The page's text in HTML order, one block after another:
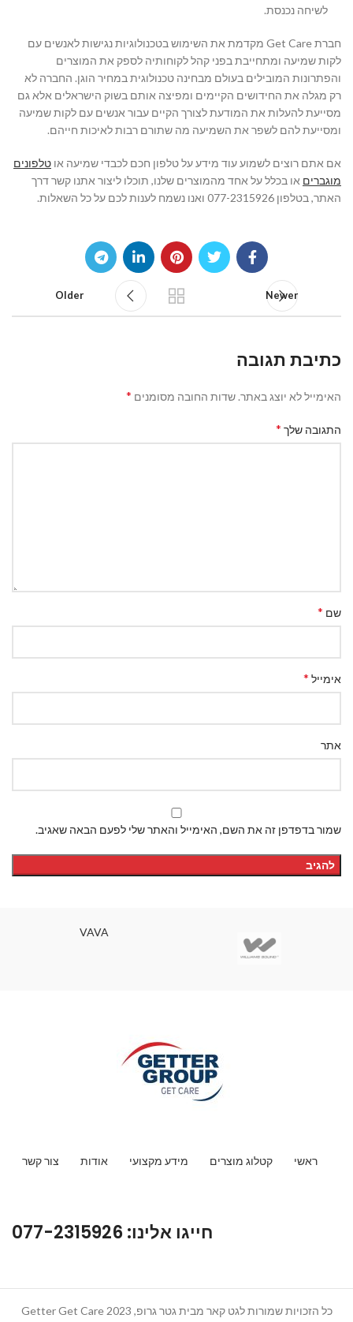
לשיחה נכנסת.
חברת Get Care מקדמת את השימוש בטכנולוגיות נגישות לאנשים עם
לקות שמיעה ומתחייבת בפני קהל לקוחותיה לספק את המוצרים
והפתרונות המובילים בעולם מבחינה טכנולוגית במחיר הוגן. החברה לא
רק מגלה את החידושים הקיימים ומפיצה אותם בשוק הישראלים אלא גם
מסייעת להעלות את המודעת לצורך הקיים עבור אנשים עם לקות שמיעה
ומסייעת להם לשפר את השמיעה מה שתורם רבות לאיכות חייהם.
אם אתם רוצים לשמוע עוד מידע על טלפון חכם לכבדי שמיעה או טלפונים
מוגברים או בכלל על אחד מהמוצרים שלנו, תוכלו ליצור אתנו קשר דרך
האתר, בטלפון 077-2315926 ואנו נשמח לענות לכם על כל השאלות.
Newer
Older
כתיבת תגובה
האימייל לא יוצג באתר. שדות החובה מסומנים *
התגובה שלך *
שם *
אימייל *
אתר
שמור בדפדפן זה את השם, האימייל והאתר שלי לפעם הבאה שאגיב.
VAVA
ראשי קטלוג מוצרים מידע מקצועי אודות צור קשר
חייגו אלינו: 077-2315926
כל הזכויות שמורות לגט קאר מבית גטר גרופ, Getter Get Care 2023